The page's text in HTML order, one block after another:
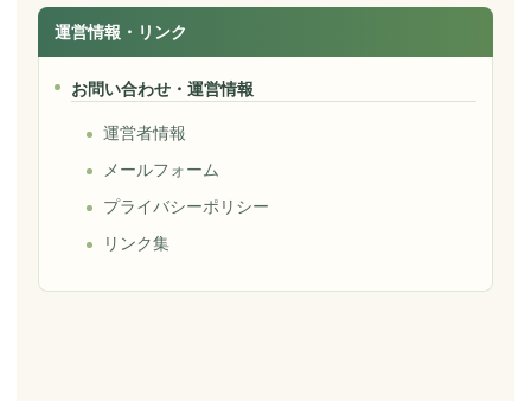
運営情報・リンク
お問い合わせ・運営情報
運営者情報
メールフォーム
プライバシーポリシー
リンク集